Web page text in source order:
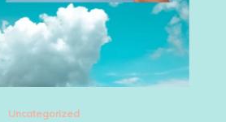
Uncategorized